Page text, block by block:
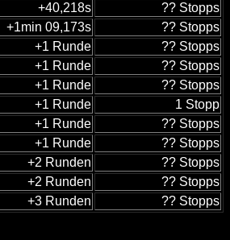
+40,218s
?? Stopps
+1min 09,173s
?? Stopps
+1 Runde
?? Stopps
+1 Runde
?? Stopps
+1 Runde
?? Stopps
+1 Runde
1 Stopp
+1 Runde
?? Stopps
+1 Runde
?? Stopps
+2 Runden
?? Stopps
+2 Runden
?? Stopps
+3 Runden ?? Stopps